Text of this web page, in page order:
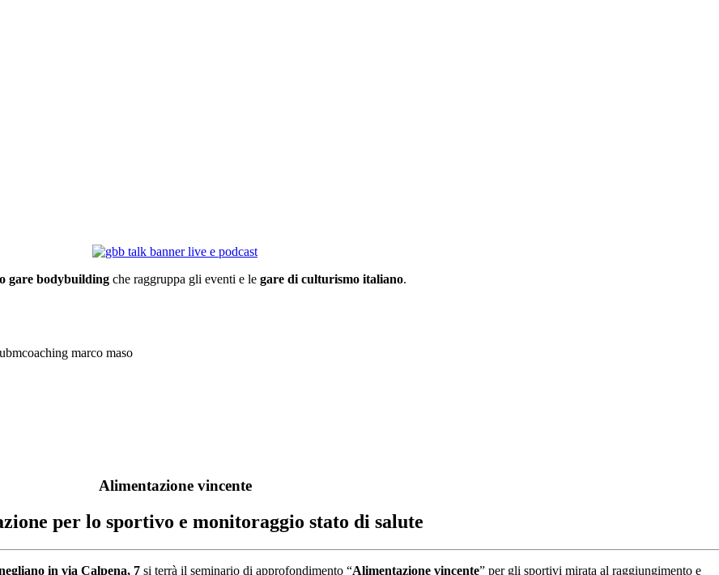
gare bodybuildingche raggruppa gli eventi e legare di culturismo italiano.
Alimentazione vincente
per lo sportivo e monitoraggio stato di salute
in via Calpena, 7 si terrà il seminario di approfondimento “Alimentazione vincente” per gli sportivi mirata al raggiungimento e